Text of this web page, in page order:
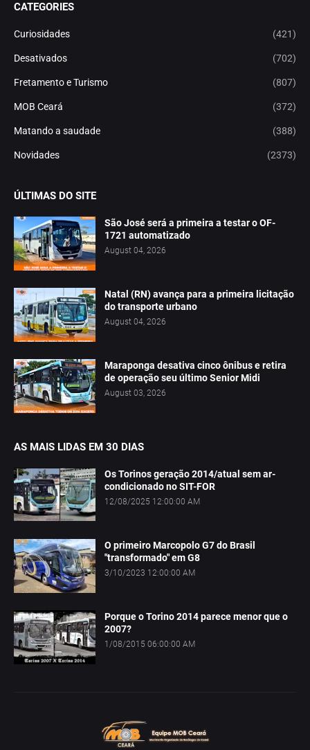
CATEGORIES
Curiosidades (421)
Desativados (702)
Fretamento e Turismo (807)
MOB Ceará (372)
Matando a saudade (388)
Novidades (2373)
ÚLTIMAS DO SITE
São José será a primeira a testar o OF-
1721 automatizado
August 04, 2026
Natal (RN) avança para a primeira licitação
do transporte urbano
August 04, 2026
Maraponga desativa cinco ônibus e retira
de operação seu último Senior Midi
August 03, 2026
AS MAIS LIDAS EM 30 DIAS
Os Torinos geração 2014/atual sem ar-
condicionado no SIT-FOR
12/08/2025 12:00:00 AM
O primeiro Marcopolo G7 do Brasil
"transformado" em G8
3/10/2023 12:00:00 AM
Porque o Torino 2014 parece menor que o
2007?
1/08/2015 06:00:00 AM